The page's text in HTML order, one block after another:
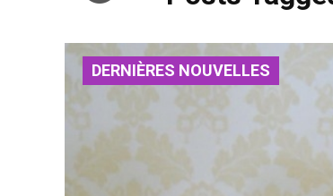
DERNIÈRES NOUVELLES